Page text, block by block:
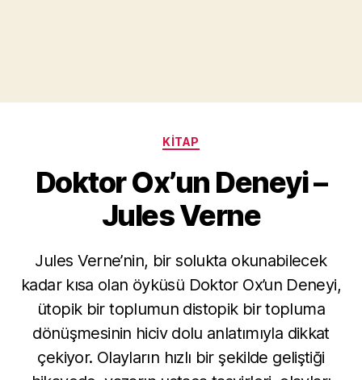
Kategoriler
KITAP
Doktor Ox’un Deneyi –
Jules Verne
Jules Verne’nin, bir solukta okunabilecek
kadar kısa olan öyküsü Doktor Ox’un Deneyi,
ütopik bir toplumun distopik bir topluma
dönüşmesinin hiciv dolu anlatımıyla dikkat
çekiyor. Olayların hızlı bir şekilde geliştiği
a
z
a